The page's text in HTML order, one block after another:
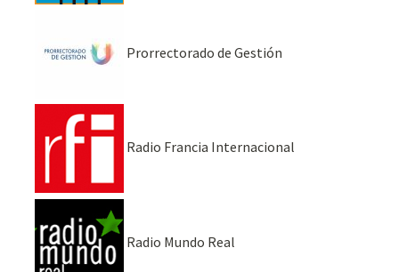
Prorrectorado de Gestión
Radio Francia Internacional
Radio Mundo Real